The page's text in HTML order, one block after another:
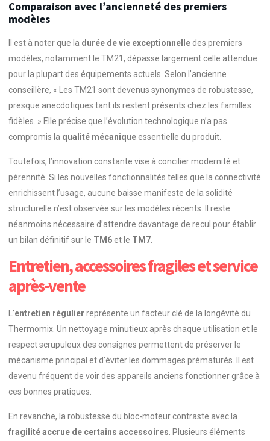
Comparaison avec l’ancienneté des premiers
modèles
Il est à noter que la durée de vie exceptionnelle des premiers
modèles, notamment le TM21, dépasse largement celle attendue
pour la plupart des équipements actuels. Selon l’ancienne
conseillère, « Les TM21 sont devenus synonymes de robustesse,
presque anecdotiques tant ils restent présents chez les familles
fidèles. » Elle précise que l’évolution technologique n’a pas
compromis la qualité mécaniqueessentielle du produit.
Toutefois, l’innovation constante vise à concilier modernité et
pérennité. Si les nouvelles fonctionnalités telles que la connectivité
enrichissent l’usage, aucune baisse manifeste de la solidité
structurelle n’est observée sur les modèles récents. Il reste
néanmoins nécessaire d’attendre davantage de recul pour établir
un bilan définitif sur le TM6et le TM7
Entretien, accessoires fragiles et service
après-vente
L’entretien régulier représente un facteur clé de la longévité du
Thermomix. Un nettoyage minutieux après chaque utilisation et le
respect scrupuleux des consignes permettent de préserver le
mécanisme principal et d’éviter les dommages prématurés. Il est
devenu fréquent de voir des appareils anciens fonctionner grâce à
ces bonnes pratiques.
En revanche, la robustesse du bloc-moteur contraste avec la
fragilité accrue de certains accessoires . Plusieurs éléments